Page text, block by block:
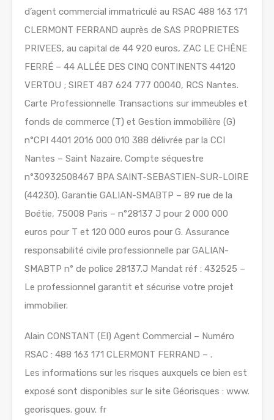
d’agent commercial immatriculé au RSAC 488 163 171
CLERMONT FERRAND auprès de SAS PROPRIETES
PRIVEES, au capital de 44 920 euros, ZAC LE CHÊNE
FERRÉ – 44 ALLÉE DES CINQ CONTINENTS 44120
VERTOU ; SIRET 487 624 777 00040, RCS Nantes.
Carte Professionnelle Transactions sur immeubles et
fonds de commerce (T) et Gestion immobilière (G)
n°CPI 4401 2016 000 010 388 délivrée par la CCI
Nantes – Saint Nazaire. Compte séquestre
n°30932508467 BPA SAINT-SEBASTIEN-SUR-LOIRE
(44230). Garantie GALIAN-SMABTP – 89 rue de la
Boétie, 75008 Paris – n°28137 J pour 2 000 000
euros pour T et 120 000 euros pour G. Assurance
responsabilité civile professionnelle par GALIAN-
SMABTP n° de police 28137.J Mandat réf : 432525 –
Le professionnel garantit et sécurise votre projet
immobilier.
Alain CONSTANT (EI) Agent Commercial – Numéro
RSAC : 488 163 171 CLERMONT FERRAND – .
Les informations sur les risques auxquels ce bien est
exposé sont disponibles sur le site Géorisques : www.
georisques. gouv. fr